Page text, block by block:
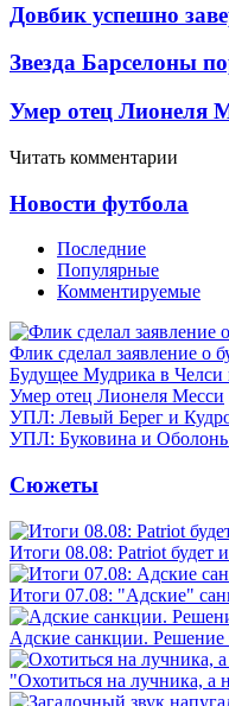
Довбик успешно
Звезда Барселоны
Умер отец Лионеля
Читать комментарии
Новости футбола
Последние
Популярные
Комментируемые
Флик сделал заявление о
Будущее Мудрика в Челси
Умер отец Лионеля Месси
УПЛ: Левый Берег и
УПЛ: Буковина и Оболонь
Сюжеты
Итоги 08.08: Patriot будет
Итоги 07.08: "Адские"
Адские санкции.
"Охотиться на лучника, а